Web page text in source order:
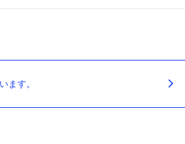
ます。